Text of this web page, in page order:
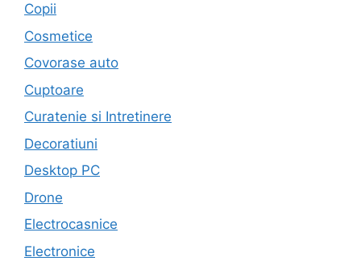
Copii
Cosmetice
Covorase auto
Cuptoare
Curatenie si Intretinere
Decoratiuni
Desktop PC
Drone
Electrocasnice
Electronice